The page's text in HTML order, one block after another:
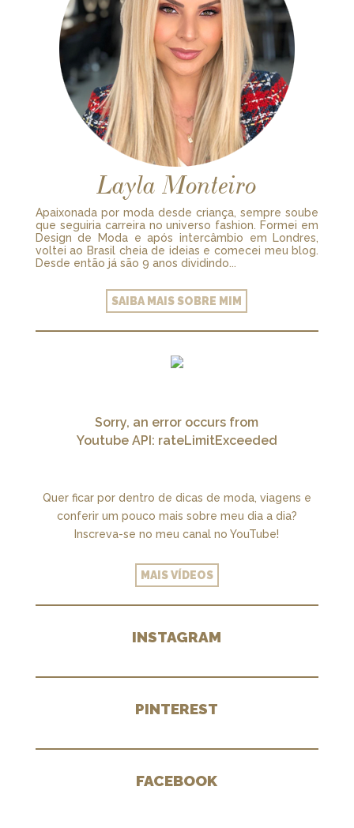
Layla Monteiro
Apaixonada por moda desde criança, sempre soube
que seguiria carreira no universo fashion. Formei em
Design de Moda e após intercâmbio em Londres,
voltei ao Brasil cheia de ideias e comecei meu blog.
Desde então já são 9 anos dividindo...
SAIBA MAIS SOBRE MIM
Sorry, an error occurs from
Youtube API: rateLimitExceeded
Quer ficar por dentro de dicas de moda, viagens e
conferir um pouco mais sobre meu dia a dia?
Inscreva-se no meu canal no YouTube!
MAIS VÍDEOS
INSTAGRAM
PINTEREST
FACEBOOK